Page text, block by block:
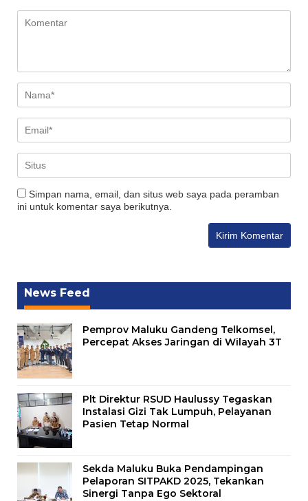
Simpan nama, email, dan situs web saya pada peramban
ini untuk komentar saya berikutnya.
News Feed
Pemprov Maluku Gandeng Telkomsel,
Percepat Akses Jaringan di Wilayah 3T
Plt Direktur RSUD Haulussy Tegaskan
Instalasi Gizi Tak Lumpuh, Pelayanan
Pasien Tetap Normal
Sekda Maluku Buka Pendampingan
Pelaporan SITPAKD 2025, Tekankan
Sinergi Tanpa Ego Sektoral